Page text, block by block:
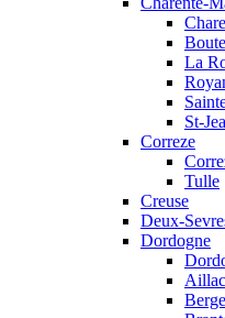
La
St-
Correze
Tulle
Creuse
Deux-
Dordogne
Aillac